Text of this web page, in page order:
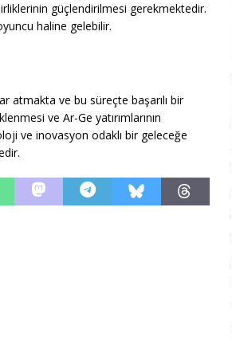
güçlendirilmesi gerekmektedir.
haline gelebilir.
atmakta ve bu süreçte başarılı bir
ve Ar-Ge yatırımlarının
ve inovasyon odaklı bir geleceğe